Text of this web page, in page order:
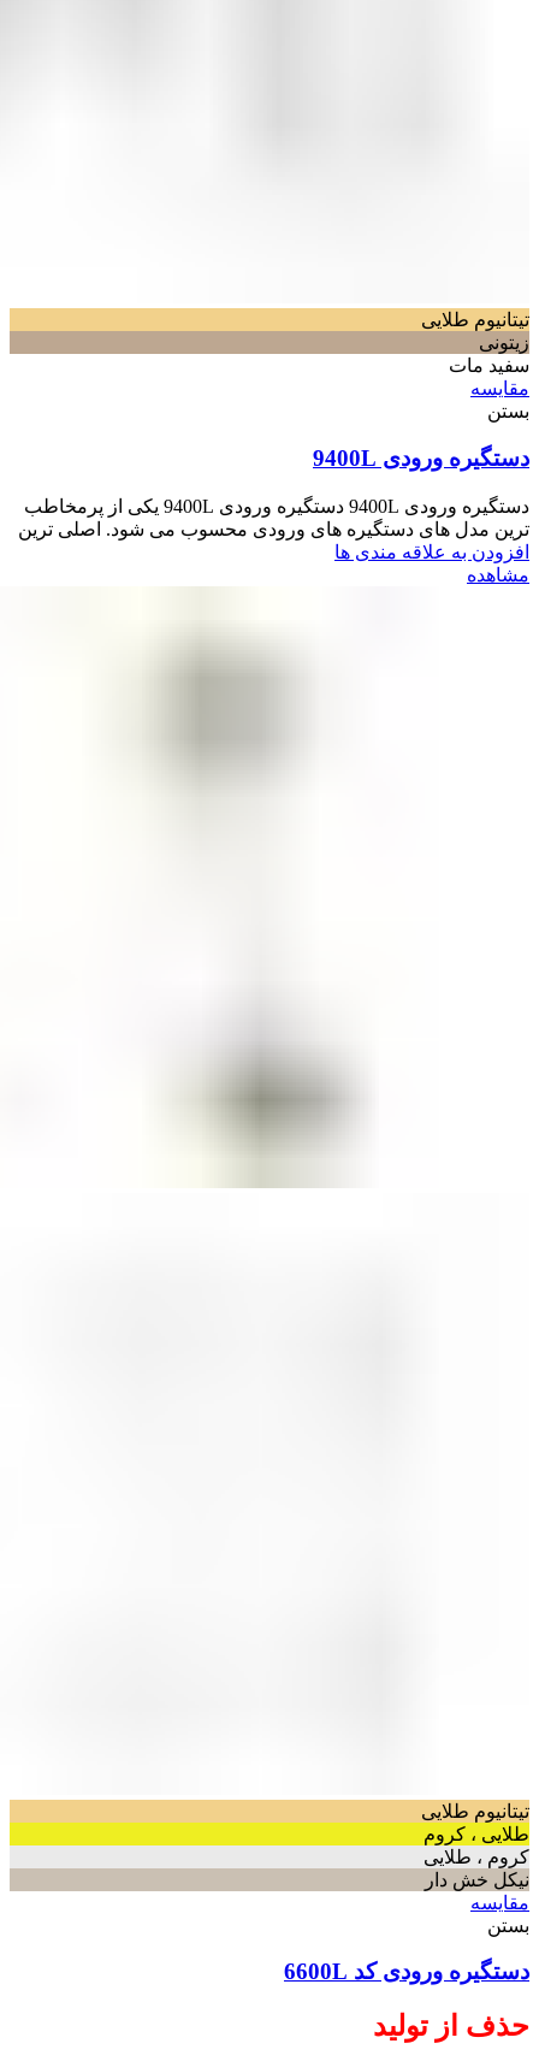
تیتانیوم طلایی
زیتونی
سفید مات
مقایسه
بستن
دستگیره ورودی 9400L
دستگیره ورودی 9400L دستگیره ورودی 9400L یکی از پرمخاطب
ترین مدل های دستگیره های ورودی محسوب می شود. اصلی ترین
افزودن به علاقه مندی ها
مشاهده
تیتانیوم طلایی
طلایی ، کروم
کروم ، طلایی
نیکل خش دار
مقایسه
بستن
دستگیره ورودی کد 6600L
حذف از تولید